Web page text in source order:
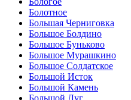
Болотное
Большая Черниговка
Большое Болдино
Большое Буньково
Большое Мурашкино
Большое Солдатское
Большой Исток
Большой Камень
Большой Луг